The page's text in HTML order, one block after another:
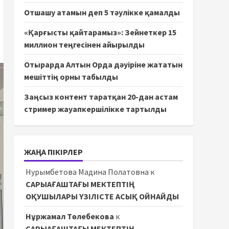
Отшашу атамын деп 5 тәулікке қамалды
«Қарғысты қайтарамыз»: Зейнеткер 15
миллион теңгесінен айырылды
Отырарда Алтын Орда дәуіріне жататын
мешіттің орны табылды
Заңсыз контент таратқан 20-дан астам
стример жауапкершілікке тартылды
ЖАҢА ПІКІРЛЕР
Нурымбетова Мадина Полатовна к
САРЫАҒАШТАҒЫ МЕКТЕПТІҢ
ОҚУШЫЛАРЫ ҮЗІЛІСТЕ АСЫҚ ОЙНАЙДЫ
Нұржамал Төлебекова к